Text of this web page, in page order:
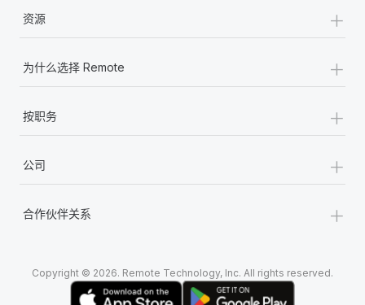
资源 +
为什么选择 Remote +
按职务 +
公司 +
合作伙伴关系 +
Copyright © 2026. Remote Technology, Inc. All rights reserved.